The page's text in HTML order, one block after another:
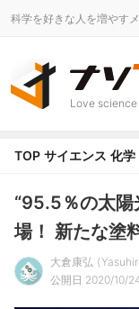
科学を好きな人を増やす
Love science
TOP サイエンス 化学
“95.5％の太陽
場！ 新たな塗
大倉康弘
公開日 2020/10/